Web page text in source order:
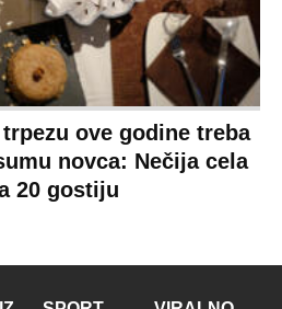
ove godine treba
novca: Nečija cela
20 gostiju